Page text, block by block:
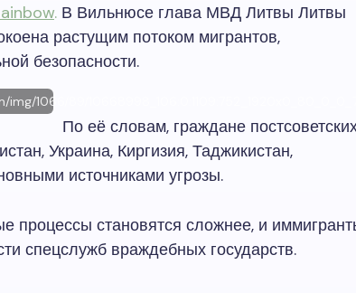
. В Вильнюсе глава МВД Литвы Литвы
растущим потоком мигрантов,
безопасности.
img/1066/89/
По её словам, граждане
Украина, Киргизия, Таджикистан,
источниками угрозы.
процессы становятся сложнее, и
спецслужб враждебных государств.